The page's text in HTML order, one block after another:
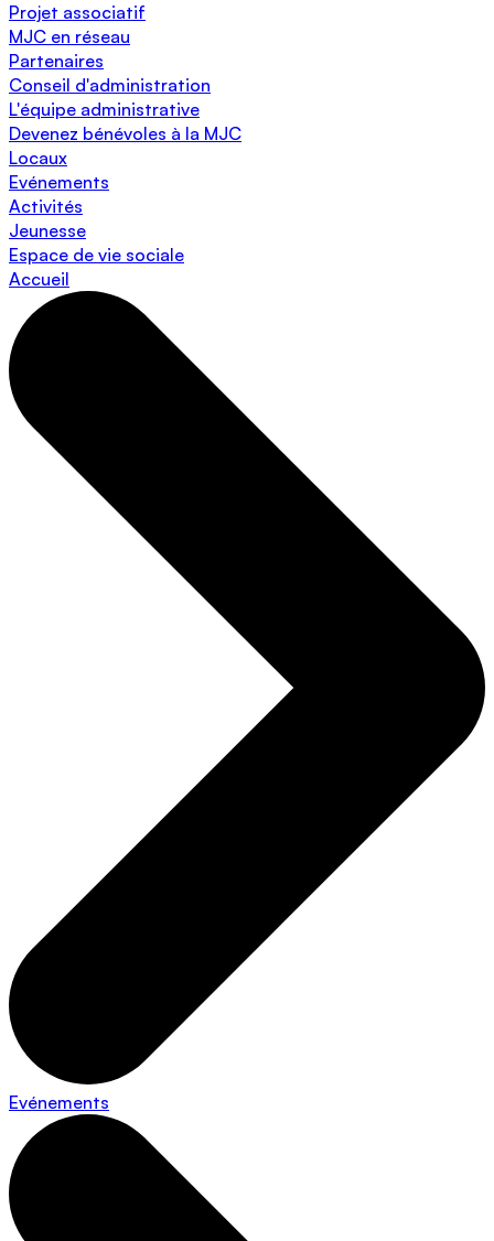
Projet associatif
MJC en réseau
Partenaires
Conseil d'administration
L'équipe administrative
Devenez bénévoles à la MJC
Locaux
Evénements
Activités
Jeunesse
Espace de vie sociale
Accueil
Evénements